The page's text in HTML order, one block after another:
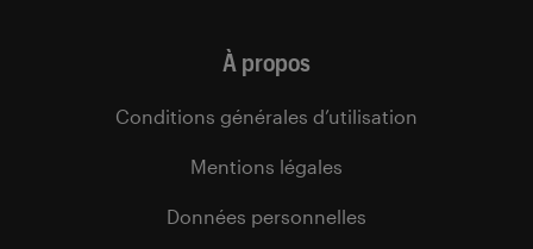
À propos
Conditions générales d’utilisation
Mentions légales
Données personnelles